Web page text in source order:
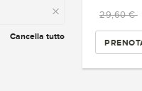
29,60 €
Cancella tutto